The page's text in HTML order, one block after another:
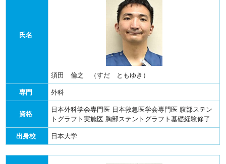
氏名
須田 倫之 （すだ ともゆき）
専門 外科
資格
日本外科学会専門医 日本救急医学会専門医 腹部ステン
トグラフト実施医 胸部ステントグラフト基礎経験修了
出身校 日本大学